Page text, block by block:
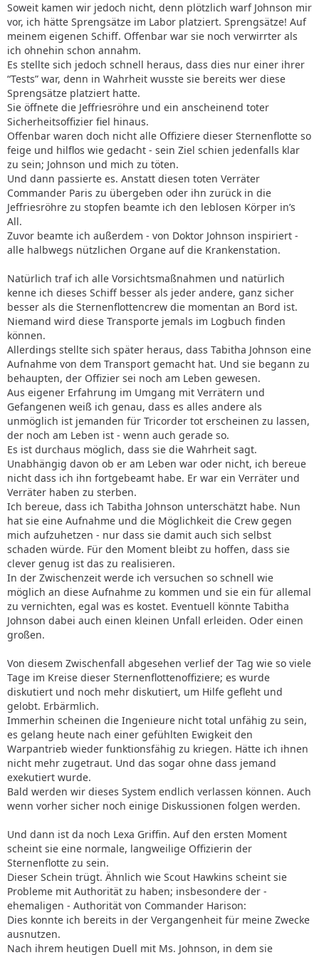
Soweit kamen wir jedoch nicht, denn plötzlich warf Johnson mir
vor, ich hätte Sprengsätze im Labor platziert. Sprengsätze! Auf
meinem eigenen Schiff. Offenbar war sie noch verwirrter als
ich ohnehin schon annahm.
Es stellte sich jedoch schnell heraus, dass dies nur einer ihrer
“Tests” war, denn in Wahrheit wusste sie bereits wer diese
Sprengsätze platziert hatte.
Sie öffnete die Jeffriesröhre und ein anscheinend toter
Sicherheitsoffizier fiel hinaus.
Offenbar waren doch nicht alle Offiziere dieser Sternenflotte so
feige und hilflos wie gedacht - sein Ziel schien jedenfalls klar
zu sein; Johnson und mich zu töten.
Und dann passierte es. Anstatt diesen toten Verräter
Commander Paris zu übergeben oder ihn zurück in die
Jeffriesröhre zu stopfen beamte ich den leblosen Körper in’s
All.
Zuvor beamte ich außerdem - von Doktor Johnson inspiriert -
alle halbwegs nützlichen Organe auf die Krankenstation.
Natürlich traf ich alle Vorsichtsmaßnahmen und natürlich
kenne ich dieses Schiff besser als jeder andere, ganz sicher
besser als die Sternenflottencrew die momentan an Bord ist.
Niemand wird diese Transporte jemals im Logbuch finden
können.
Allerdings stellte sich später heraus, dass Tabitha Johnson eine
Aufnahme von dem Transport gemacht hat. Und sie begann zu
behaupten, der Offizier sei noch am Leben gewesen.
Aus eigener Erfahrung im Umgang mit Verrätern und
Gefangenen weiß ich genau, dass es alles andere als
unmöglich ist jemanden für Tricorder tot erscheinen zu lassen,
der noch am Leben ist - wenn auch gerade so.
Es ist durchaus möglich, dass sie die Wahrheit sagt.
Unabhängig davon ob er am Leben war oder nicht, ich bereue
nicht dass ich ihn fortgebeamt habe. Er war ein Verräter und
Verräter haben zu sterben.
Ich bereue, dass ich Tabitha Johnson unterschätzt habe. Nun
hat sie eine Aufnahme und die Möglichkeit die Crew gegen
mich aufzuhetzen - nur dass sie damit auch sich selbst
schaden würde. Für den Moment bleibt zu hoffen, dass sie
clever genug ist das zu realisieren.
In der Zwischenzeit werde ich versuchen so schnell wie
möglich an diese Aufnahme zu kommen und sie ein für allemal
zu vernichten, egal was es kostet. Eventuell könnte Tabitha
Johnson dabei auch einen kleinen Unfall erleiden. Oder einen
großen.
Von diesem Zwischenfall abgesehen verlief der Tag wie so viele
Tage im Kreise dieser Sternenflottenoffiziere; es wurde
diskutiert und noch mehr diskutiert, um Hilfe gefleht und
gelobt. Erbärmlich.
Immerhin scheinen die Ingenieure nicht total unfähig zu sein,
es gelang heute nach einer gefühlten Ewigkeit den
Warpantrieb wieder funktionsfähig zu kriegen. Hätte ich ihnen
nicht mehr zugetraut. Und das sogar ohne dass jemand
exekutiert wurde.
Bald werden wir dieses System endlich verlassen können. Auch
wenn vorher sicher noch einige Diskussionen folgen werden.
Und dann ist da noch Lexa Griffin. Auf den ersten Moment
scheint sie eine normale, langweilige Offizierin der
Sternenflotte zu sein.
Dieser Schein trügt. Ähnlich wie Scout Hawkins scheint sie
Probleme mit Authorität zu haben; insbesondere der -
ehemaligen - Authorität von Commander Harison:
Dies konnte ich bereits in der Vergangenheit für meine Zwecke
ausnutzen.
Nach ihrem heutigen Duell mit Ms. Johnson, in dem sie